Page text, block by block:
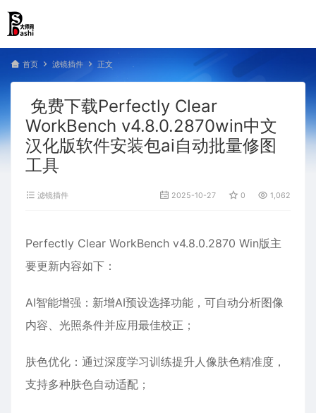
首页 滤镜插件 正文
免费下载Perfectly Clear
WorkBench v4.8.0.2870win中文
汉化版软件安装包ai自动批量修图
工具
滤镜插件 2025-10-27 0 1,062
Perfectly Clear WorkBench v4.8.0.2870 Win版主
要更新内容如下：
AI智能增强‌：新增AI预设选择功能，可自动分析图像
内容、光照条件并应用最佳校正‌；
肤色优化‌：通过深度学习训练提升人像肤色精准度，
支持多种肤色自动适配‌；